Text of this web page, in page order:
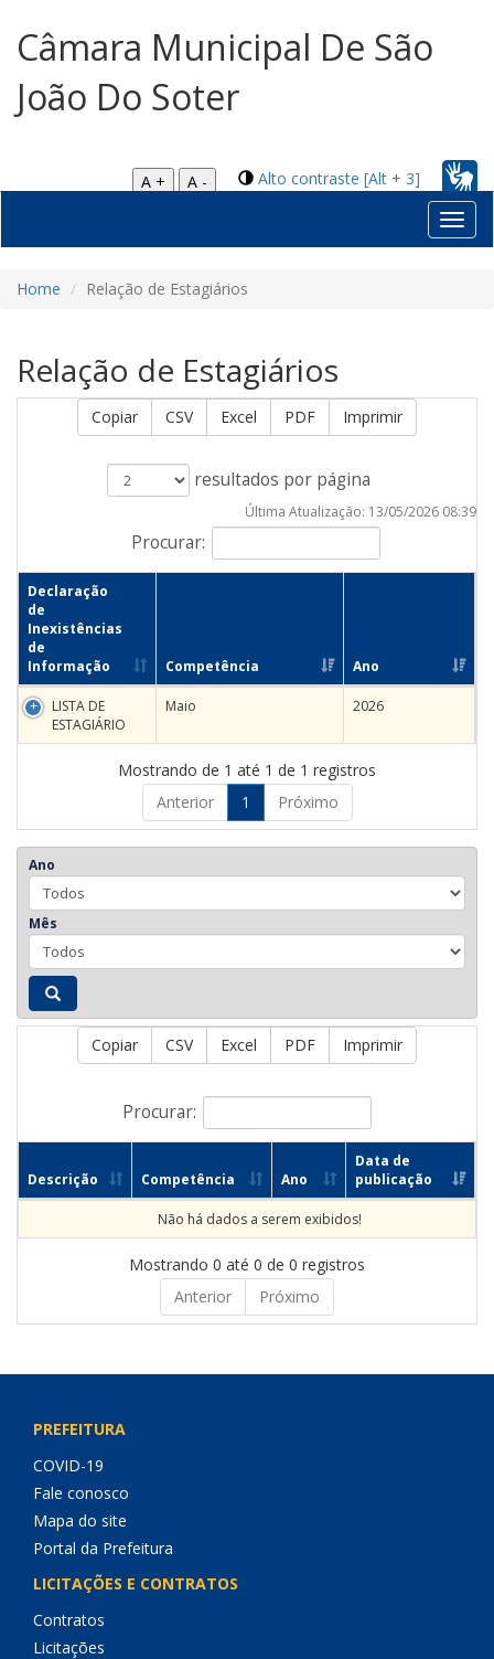
Câmara Municipal De São
João Do Soter
Alto contraste [Alt + 3]
A +
A -
Home Relação de Estagiários
Relação de Estagiários
Copiar CSV Excel PDF Imprimir
resultados por página
Procurar:
Última Atualização: 13/05/2026 08:39
Declaração
de
Inexistências
de
Informação
Competência Ano
LISTA DE
ESTAGIÁRIO
Maio 2026
Mostrando de 1 até 1 de 1 registros
Anterior
1 Próximo
Ano
Mês
Copiar CSV Excel PDF Imprimir
Procurar:
Descrição Competência Ano
Data de
publicação
Não há dados a serem exibidos!
Mostrando 0 até 0 de 0 registros
Anterior
Próximo
PREFEITURA
COVID-19
Fale conosco
Mapa do site
Portal da Prefeitura
LICITAÇÕES E CONTRATOS
Contratos
Licitações